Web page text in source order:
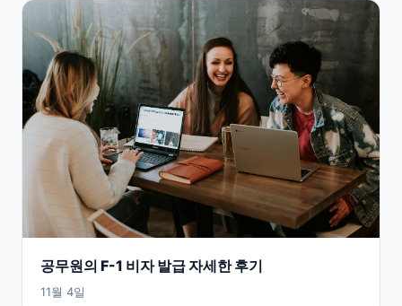
공무원의 F-1 비자 발급 자세한 후기
11월 4일